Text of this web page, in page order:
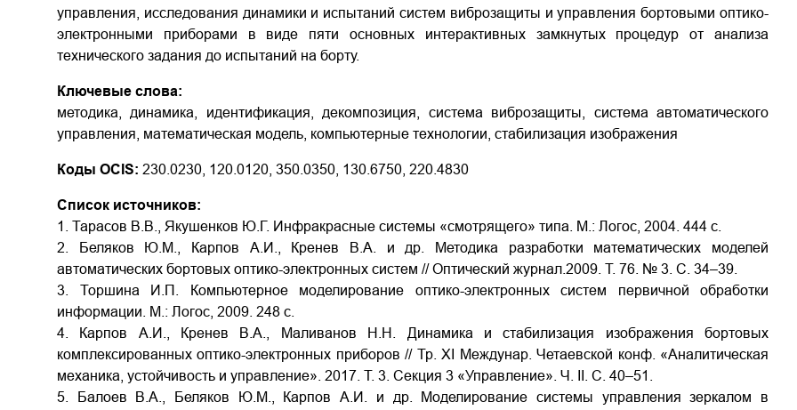
управления, исследования динамики и испытаний систем виброзащиты и управления бортовыми оптико-
электронными приборами в виде пяти основных интерактивных замкнутых процедур от анализа
технического задания до испытаний на борту.
Ключевые слова:
методика, динамика, идентификация, декомпозиция, система виброзащиты, система автоматического
управления, математическая модель, компьютерные технологии, стабилизация изображения
Коды OCIS: 230.0230, 120.0120, 350.0350, 130.6750, 220.4830
Список источников:
1. Тарасов В.В., Якушенков Ю.Г. Инфракрасные системы «смотрящего» типа. М.: Логос, 2004. 444 с.
2. Беляков Ю.М., Карпов А.И., Кренев В.А. и др. Методика разработки математических моделей
автоматических бортовых оптико-электронных систем // Оптический журнал.2009. Т. 76. № 3. С. 34–39.
3. Торшина И.П. Компьютерное моделирование оптико-электронных систем первичной обработки
информации. М.: Логос, 2009. 248 с.
4. Карпов А.И., Кренев В.А., Маливанов Н.Н. Динамика и стабилизация изображения бортовых
комплексированных оптико-электронных приборов // Тр. XI Междунар. Четаевской конф. «Аналитическая
механика, устойчивость и управление». 2017. Т. 3. Секция 3 «Управление». Ч. II. С. 40–51.
5. Балоев В.А., Беляков Ю.М., Карпов А.И. и др. Моделирование системы управления зеркалом в